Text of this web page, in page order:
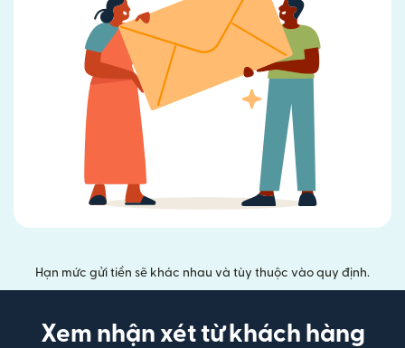
Hạn mức gửi tiền sẽ khác nhau và tùy thuộc vào quy định.
Xem nhận xét từ khách hàng